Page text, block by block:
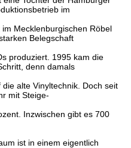
im
Mecklenburgischen Röbel
Belegschaft
produziert. 1995 kam die
denn damals
alte Vinyltechnik. Doch seit
mit Steige-
Inzwischen gibt es 700
ist in einem eigentlich